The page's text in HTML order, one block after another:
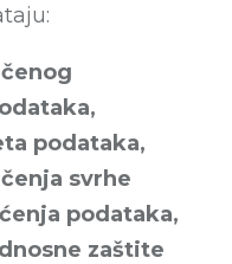
podataka,
svrhe
podataka,
zaštite